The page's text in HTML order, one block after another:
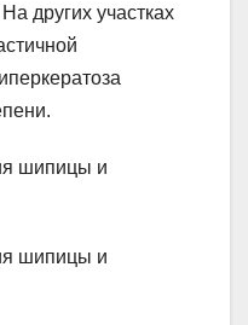
других участках